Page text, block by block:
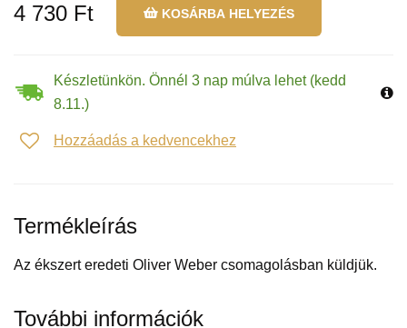
4 730 Ft KOSÁRBA HELYEZÉS
Készletünkön. Önnél 3 nap múlva lehet (kedd
8.11.)
Hozzáadás a kedvencekhez
Termékleírás
Az ékszert eredeti Oliver Weber csomagolásban küldjük.
További információk